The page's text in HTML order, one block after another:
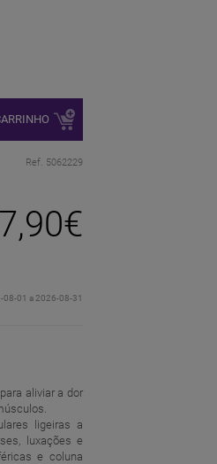
Ref. 5062229
7,90€
08-01 a 2026-08-31
aliviar a dor
ligeiras a
luxações e
e coluna